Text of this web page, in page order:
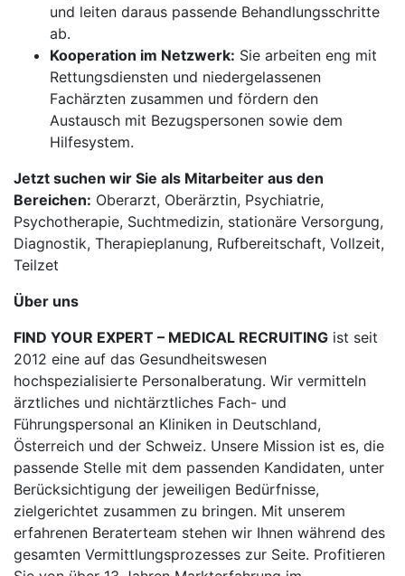
und leiten daraus passende Behandlungsschritte
ab.
Kooperation im Netzwerk: Sie arbeiten eng mit
Rettungsdiensten und niedergelassenen
Fachärzten zusammen und fördern den
Austausch mit Bezugspersonen sowie dem
Hilfesystem.
Jetzt suchen wir Sie als Mitarbeiter aus den
Bereichen: Oberarzt, Oberärztin, Psychiatrie,
Psychotherapie, Suchtmedizin, stationäre Versorgung,
Diagnostik, Therapieplanung, Rufbereitschaft, Vollzeit,
Teilzet
Über uns
FIND YOUR EXPERT – MEDICAL RECRUITING ist seit
2012 eine auf das Gesundheitswesen
hochspezialisierte Personalberatung. Wir vermitteln
ärztliches und nichtärztliches Fach- und
Führungspersonal an Kliniken in Deutschland,
Österreich und der Schweiz. Unsere Mission ist es, die
passende Stelle mit dem passenden Kandidaten, unter
Berücksichtigung der jeweiligen Bedürfnisse,
zielgerichtet zusammen zu bringen. Mit unserem
erfahrenen Beraterteam stehen wir Ihnen während des
gesamten Vermittlungsprozesses zur Seite. Profitieren